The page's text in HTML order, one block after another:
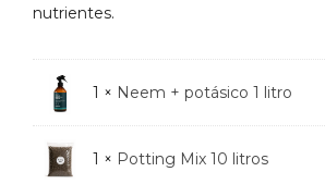
nutrientes.
1 × Neem + potásico 1 litro
1 × Potting Mix 10 litros